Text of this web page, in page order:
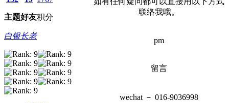
主题好友积分
白银长老
联络我哦。
pm
留言
wechat － 016-9036998